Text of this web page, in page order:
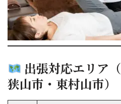
出張対応エリア（
狭山市 ・ 東村山市）